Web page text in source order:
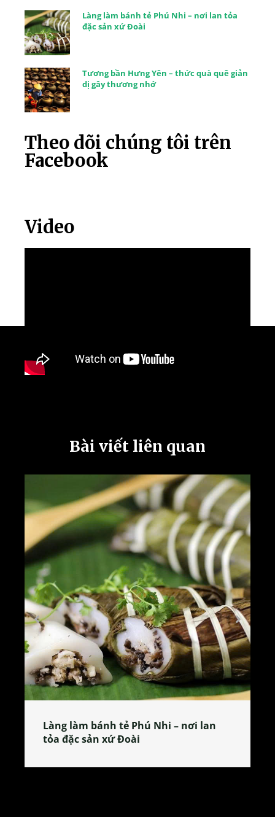
Làng làm bánh tẻ Phú Nhi – nơi lan tỏa
đặc sản xứ Đoài
Tương bần Hưng Yên – thức quà quê giản
dị gây thương nhớ
Theo dõi chúng tôi trên
Facebook
Video
Bài viết liên quan
Làng làm bánh tẻ Phú Nhi – nơi lan
tỏa đặc sản xứ Đoài